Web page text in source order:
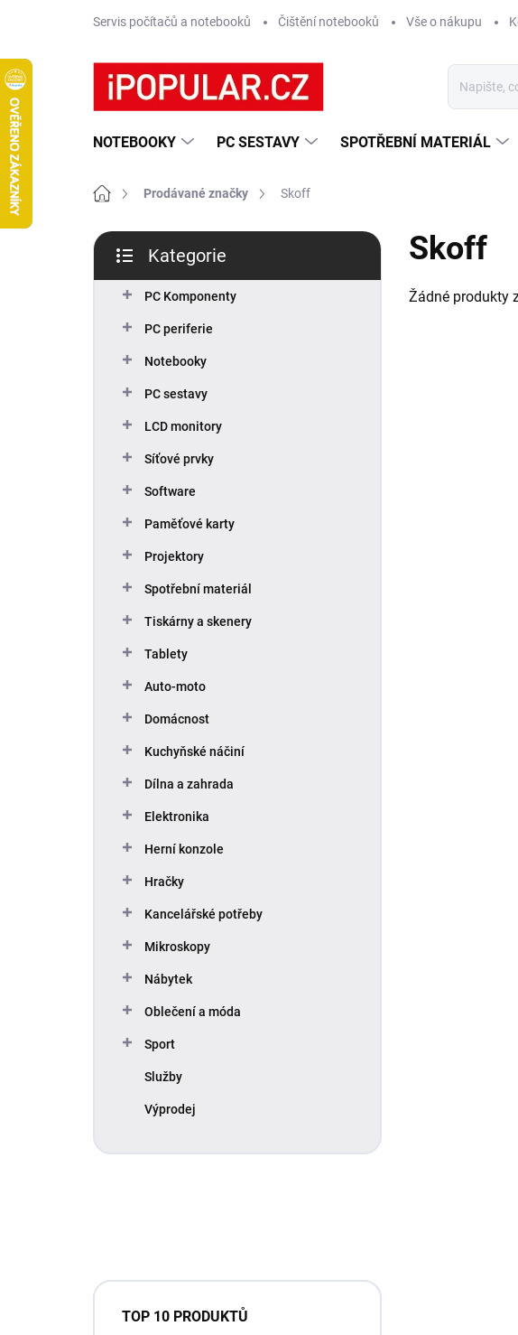
Servis počítačů a notebooků Čištění notebooků Vše o nákupu
NOTEBOOKY PC SESTAVY SPOTŘEBNÍ MATERIÁL
Domů Prodávané značky Skoff
P
s
kategorie
Kategorie
PC Komponenty
PC periferie
Notebooky
PC sestavy
LCD monitory
Síťové prvky
Software
Paměťové karty
Projektory
Spotřební materiál
Tiskárny a skenery
Tablety
Auto-moto
Domácnost
Kuchyňské náčiní
Dílna a zahrada
Elektronika
Herní konzole
Hračky
Kancelářské potřeby
Mikroskopy
Nábytek
Oblečení a móda
Sport
Služby
Výprodej
TOP 10 PRODUKTŮ
Skoff
Žádné produkty